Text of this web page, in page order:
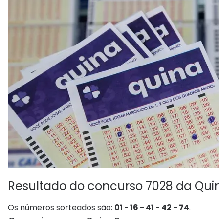
Resultado do concurso 7028 da
Os números sorteados são: 01 - 16 - 41 - 42 - 74.